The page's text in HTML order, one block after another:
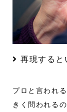
再現すると
プロと言われ
きく問われる